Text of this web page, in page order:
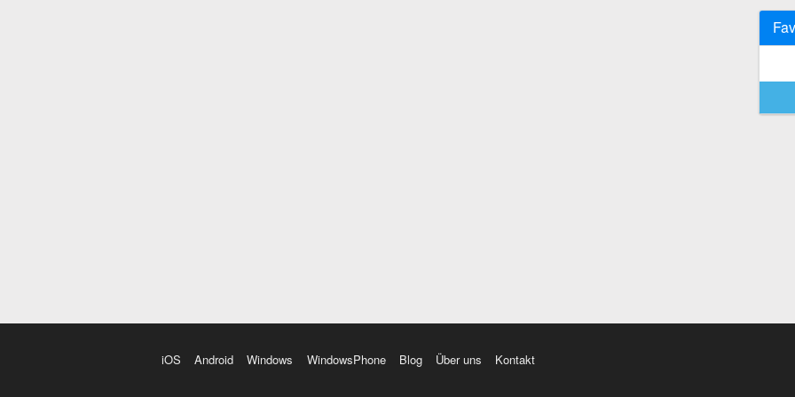
iOS Android Windows WindowsPhone Blog Über uns Kontakt